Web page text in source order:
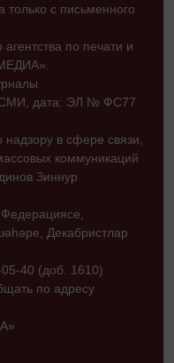
с письменного
по печати и
СМИ, дата: ЭЛ № ФС77
в сфере связи,
коммуникаций
Зиннур
Декабристлар
40 (доб. 1610)
по адресу